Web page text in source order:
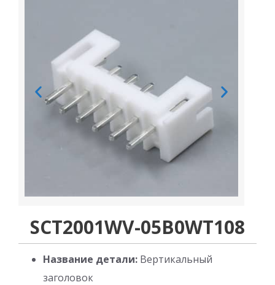
SCT2001WV-05B0WT108
Название детали: Вертикальный
заголовок